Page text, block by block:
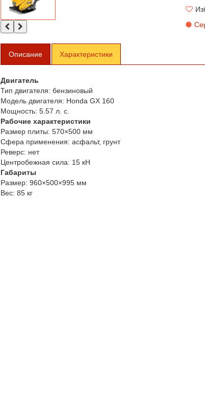
Описание Характеристики
Двигатель
Тип двигателя: бензиновый
Модель двигателя: Honda GX 160
Мощность: 5.57 л. с.
Рабочие характеристики
Размер плиты: 570×500 мм
Сфера применения: асфальт, грунт
Реверс: нет
Центробежная сила: 15 кН
Габариты
Размер: 960×500×995 мм
Вес: 85 кг